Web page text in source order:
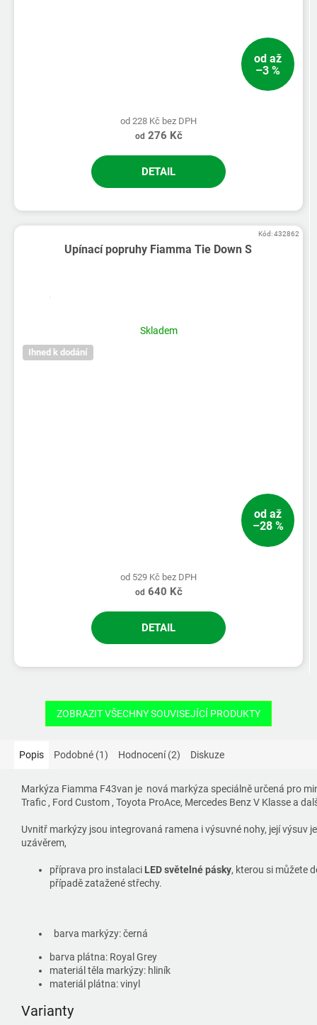
od až
–3 %
od 228 Kč bez DPH
od 276 Kč
DETAIL
Upínací popruhy Fiamma Tie Down S
Skladem
Ihned k dodání
od až
–28 %
od 529 Kč bez DPH
od 640 Kč
DETAIL
Kód:432862
ZOBRAZIT VŠECHNY SOUVISEJÍCÍ PRODUKTY
Popis Podobné (1) Hodnocení (2) Diskuze
Markýza Fiamma F43van je nová markýza speciálně určená pro
Trafic , Ford Custom , Toyota ProAce, Mercedes Benz V Klasse a
Uvnitř markýzy jsou integrovaná ramena i výsuvné nohy, její výsuv
uzávěrem,
příprava pro instalaci LED světelné pásky, kterou si můžete
případě zatažené střechy.
barva markýzy: černá
barva plátna: Royal Grey
materiál těla markýzy: hliník
materiál plátna: vinyl
Varianty